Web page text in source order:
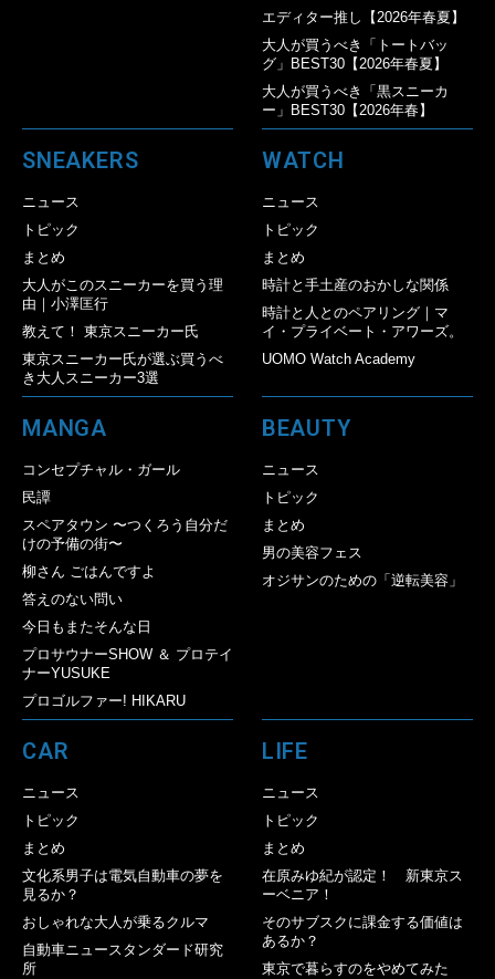
エディター推し【2026年春夏】
大人が買うべき「トートバッ
グ」BEST30【2026年春夏】
大人が買うべき「黒スニーカ
ー」BEST30【2026年春】
SNEAKERS
ニュース
トピック
まとめ
大人がこのスニーカーを買う理
由｜小澤匡行
教えて！ 東京スニーカー氏
東京スニーカー氏が選ぶ買うべ
き大人スニーカー3選
WATCH
ニュース
トピック
まとめ
時計と手土産のおかしな関係
時計と人とのペアリング｜マ
イ・プライベート・アワーズ。
UOMO Watch Academy
MANGA
コンセプチャル・ガール
民譚
スペアタウン 〜つくろう自分だ
けの予備の街〜
柳さん ごはんですよ
答えのない問い
今日もまたそんな日
プロサウナーSHOW ＆ プロテイ
ナーYUSUKE
プロゴルファー! HIKARU
BEAUTY
ニュース
トピック
まとめ
男の美容フェス
オジサンのための「逆転美容」
CAR
ニュース
トピック
まとめ
文化系男子は電気自動車の夢を
見るか？
おしゃれな大人が乗るクルマ
自動車ニュースタンダード研究
所
LIFE
ニュース
トピック
まとめ
在原みゆ紀が認定！ 新東京ス
ーベニア！
そのサブスクに課金する価値は
あるか？
東京で暮らすのをやめてみた